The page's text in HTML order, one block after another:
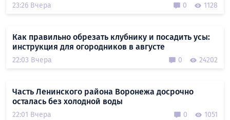
23:26 Вчера 0 1128
Как правильно обрезать клубнику и посадить усы:
инструкция для огородников в августе
22:03 Вчера 0 24202
Часть Ленинского района Воронежа досрочно
осталась без холодной воды
22:01 Вчера 0 1051